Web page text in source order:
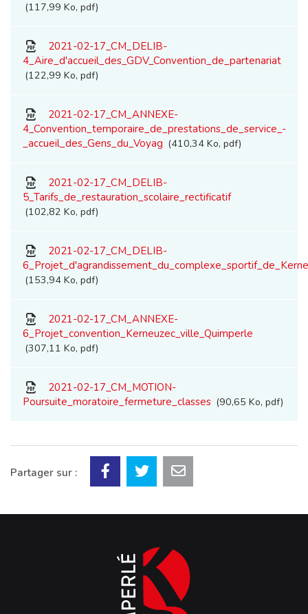
117,99 Ko, pdf
2021-02-17_CM_DELIB-
4_Aire_d'accueil_des_GDV_Convention_de_partenariat
122,99 Ko, pdf
2021-02-17_CM_ANNEXE-
4_Convention_temporaire_de_prestations_de_service_-
_accueil_des_Gens_du_Voyag
410,34 Ko, pdf
2021-02-17_CM_DELIB-
5_Tarifs_de_restauration_scolaire_rectificatif
102,82 Ko, pdf
2021-02-17_CM_DELIB-
153,94 Ko, pdf
2021-02-17_CM_ANNEXE-
6_Projet_convention_Kerneuzec_ville_Quimperle
307,11 Ko, pdf
2021-02-17_CM_MOTION-
Poursuite_moratoire_fermeture_classes
90,65 Ko, pdf
Partager sur :